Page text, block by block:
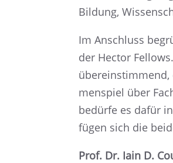
Bildung,
Im Anschluss
der Hector
men­spiel über
bedürfe es dafür
fügen sich die
Prof. Dr. Iain D.